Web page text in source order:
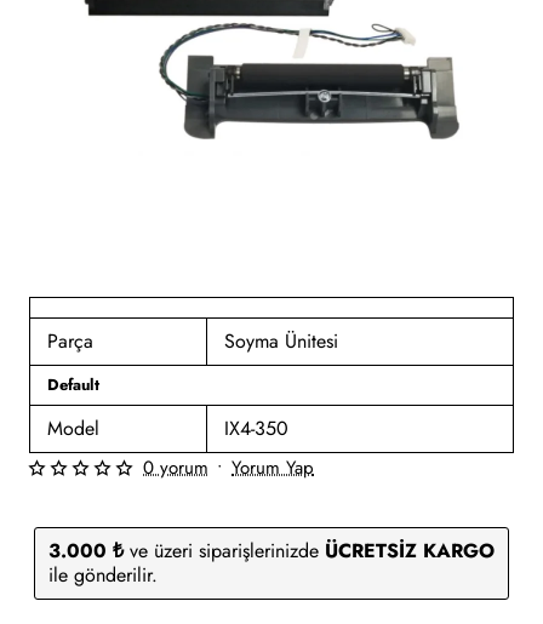
Parça Soyma Ünitesi
Default
Model IX4-350
3.000 ₺ve üzeri siparişlerinizde ÜCRETSİZ KARGO
ile gönderilir.
0 yorum • Yorum Yap